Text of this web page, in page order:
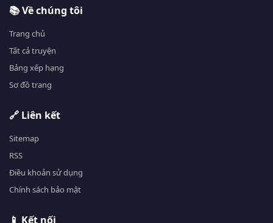
📚 Về chúng tôi
Trang chủ
Tất cả truyện
Bảng xếp hạng
Sơ đồ trang
🔗 Liên kết
Sitemap
RSS
Điều khoản sử dụng
Chính sách bảo mật
📱 Kết nối